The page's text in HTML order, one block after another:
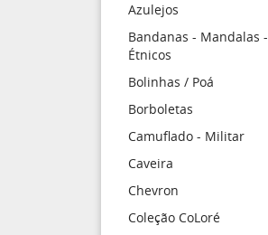
Azulejos
Bandanas - Mandalas -
Étnicos
Bolinhas / Poá
Borboletas
Camuflado - Militar
Caveira
Chevron
Coleção CoLoré